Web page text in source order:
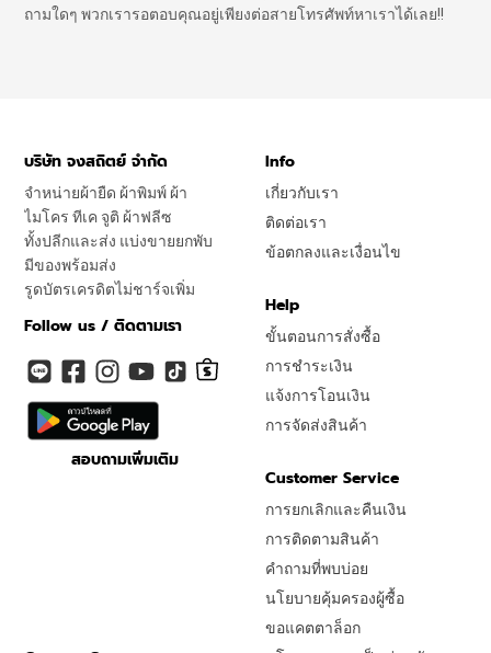
ถามใดๆ พวกเรารอตอบคุณอยู่เพียงต่อสายโทรศัพท์หาเราได้เลย!!
บริษัท จงสถิตย์ จำกัด
จำหน่ายผ้ายืด ผ้าพิมพ์ ผ้า
ไมโคร ทีเค จูติ ผ้าฟลีซ
ทั้งปลีกและส่ง แบ่งขายยกพับ
มีของพร้อมส่ง
รูดบัตรเครดิตไม่ชาร์จเพิ่ม
Follow us / ติดตามเรา
สอบถามเพิ่มเติม
Info
เกี่ยวกับเรา
ติดต่อเรา
ข้อตกลงและเงื่อนไข
Help
ขั้นตอนการสั่งซื้อ
การชำระเงิน
แจ้งการโอนเงิน
การจัดส่งสินค้า
Customer Service
การยกเลิกและคืนเงิน
การติดตามสินค้า
คำถามที่พบบ่อย
นโยบายคุ้มครองผู้ซื้อ
ขอแคตตาล็อก